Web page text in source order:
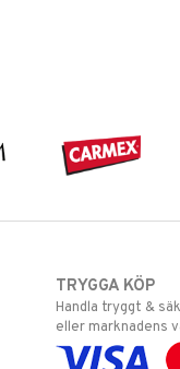
TRYGGA KÖP
Handla tryggt &
eller marknadens